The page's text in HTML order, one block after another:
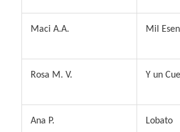
Maci A.A. Mil
Rosa M. V. Y un
Ana P. Lobato